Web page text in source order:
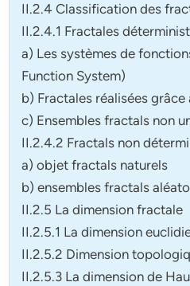
II.2.4 Classification des
II.2.4.1 Fractales
a) Les systèmes de
Function System)
b) Fractales réalisées
c) Ensembles fractals non
II.2.4.2 Fractals non
a) objet fractals naturels
b) ensembles fractals
II.2.5 La dimension fractale
II.2.5.1 La dimension
II.2.5.2 Dimension
II.2.5.3 La dimension de